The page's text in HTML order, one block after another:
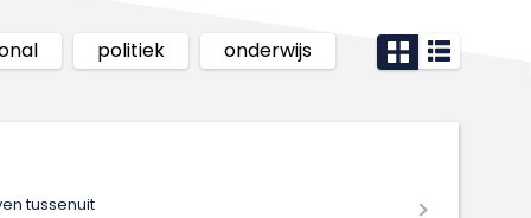
politiek onderwijs
tussenuit